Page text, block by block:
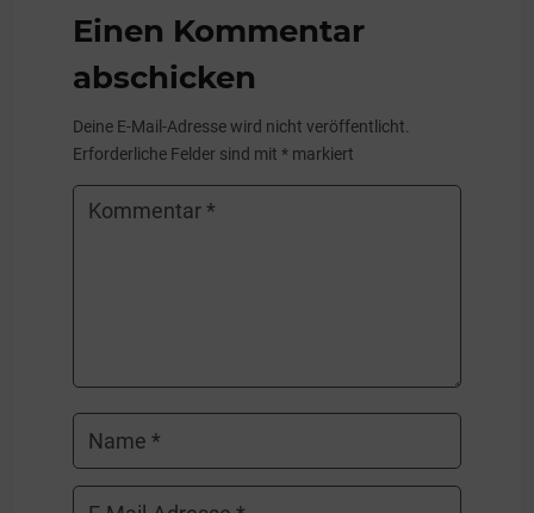
Einen Kommentar
abschicken
Deine E-Mail-Adresse wird nicht veröffentlicht.
Erforderliche Felder sind mit* markiert